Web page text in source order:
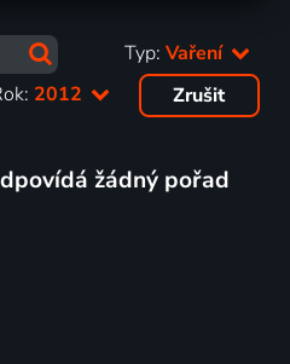
Typ: Vaření
2012 Zrušit
žádný pořad